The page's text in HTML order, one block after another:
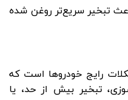
تبخیر سریع‌تر روغن شده
رایج خودروها است که
تبخیر بیش از حد، یا